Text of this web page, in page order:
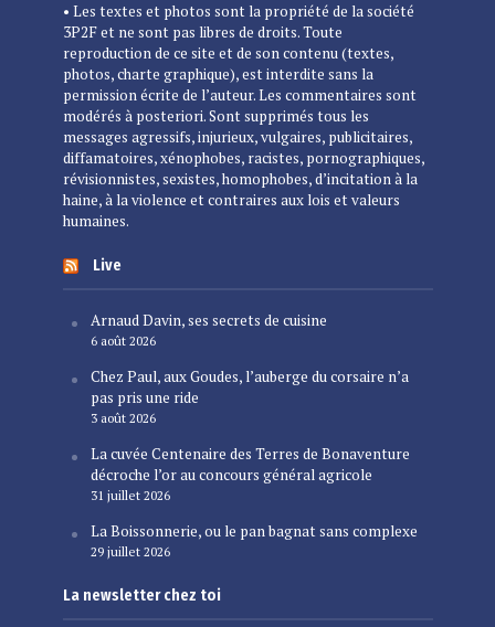
• Les textes et photos sont la propriété de la société
3P2F et ne sont pas libres de droits. Toute
reproduction de ce site et de son contenu (textes,
photos, charte graphique), est interdite sans la
permission écrite de l’auteur. Les commentaires sont
modérés à posteriori. Sont supprimés tous les
messages agressifs, injurieux, vulgaires, publicitaires,
diffamatoires, xénophobes, racistes, pornographiques,
révisionnistes, sexistes, homophobes, d’incitation à la
haine, à la violence et contraires aux lois et valeurs
humaines.
Live
Arnaud Davin, ses secrets de cuisine
6 août 2026
Chez Paul, aux Goudes, l’auberge du corsaire n’a
pas pris une ride
3 août 2026
La cuvée Centenaire des Terres de Bonaventure
décroche l’or au concours général agricole
31 juillet 2026
La Boissonnerie, ou le pan bagnat sans complexe
29 juillet 2026
La newsletter chez toi